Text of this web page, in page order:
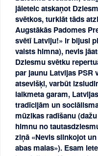
jāieteic atskaņot
svētkos, turklāt tāds
Augstākās Padomes
svētī Latviju!» ir bijusi
valsts himna), nevis
Dziesmu svētku
par jaunu Latvijas
atsevišķi, varbūt
laikmeta garam,
tradīcijām un
mūzikas radīšanu
himnu no
ziņā «Nevis slinkojot
abas malas»). Esam